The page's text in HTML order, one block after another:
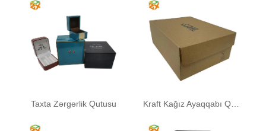
Taxta Zərgərlik Qutusu